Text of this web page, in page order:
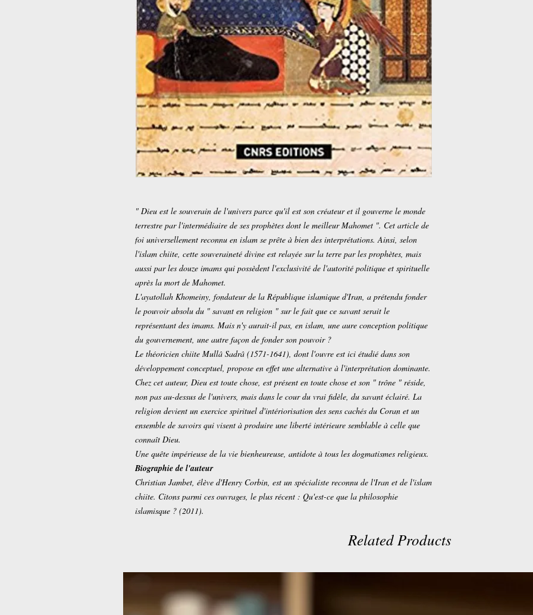
" Dieu est le souverain de l'univers parce qu'il est son créateur et il gouverne le monde
terrestre par l'intermédiaire de ses prophètes dont le meilleur Mahomet ". Cet article de
foi universellement reconnu en islam se prête à bien des interprétations. Ainsi, selon
l'islam chiite, cette souveraineté divine est relayée sur la terre par les prophètes, mais
aussi par les douze imams qui possèdent l'exclusivité de l'autorité politique et spirituelle
après la mort de Mahomet.
L'ayatollah Khomeiny, fondateur de la République islamique d'Iran, a prétendu fonder
le pouvoir absolu du " savant en religion " sur le fait que ce savant serait le
représentant des imams. Mais n'y aurait-il pas, en islam, une aure conception politique
du gouvernement, une autre façon de fonder son pouvoir ?
Le théoricien chiite Mullâ Sadrâ (1571-1641), dont l'ouvre est ici étudié dans son
développement conceptuel, propose en effet une alternative à l'interprétation dominante.
Chez cet auteur, Dieu est toute chose, est présent en toute chose et son " trône " réside,
non pas au-dessus de l'univers, mais dans le cour du vrai fidèle, du savant éclairé. La
religion devient un exercice spirituel d'intériorisation des sens cachés du Coran et un
ensemble de savoirs qui visent à produire une liberté intérieure semblable à celle que
connaît Dieu.
Une quête impérieuse de la vie bienheureuse, antidote à tous les dogmatismes religieux.
Biographie de l'auteur
Christian Jambet, élève d'Henry Corbin, est un spécialiste reconnu de l'Iran et de l'islam
chiite. Citons parmi ces ouvrages, le plus récent : Qu'est-ce que la philosophie
islamisque ? (2011).
Related Products